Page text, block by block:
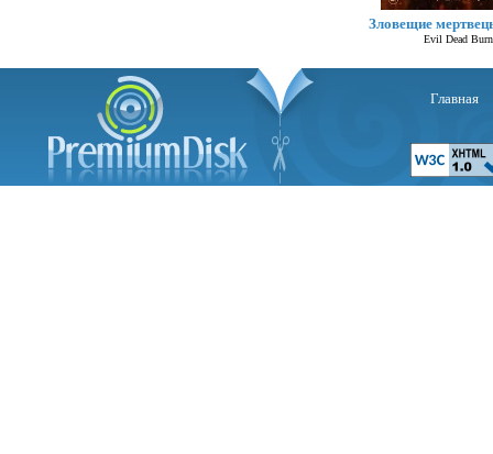
Зловещие
Evil Dead Burn
Главная